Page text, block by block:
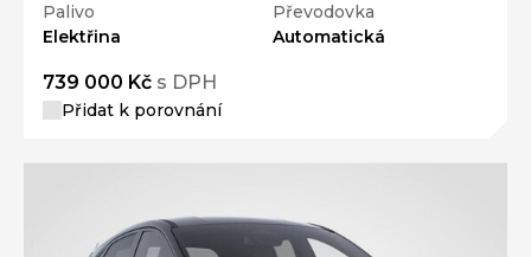
Palivo
Elektřina
Převodovka
Automatická
739 000 Kč s DPH
Přidat k porovnání